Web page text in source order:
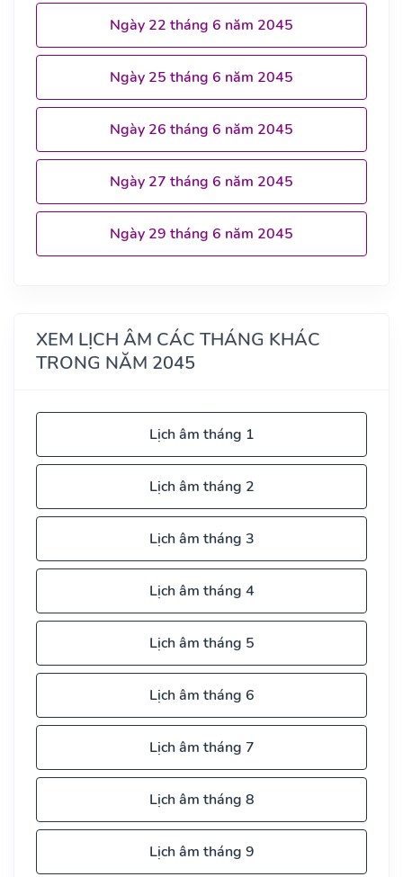
Ngày 22 tháng 6 năm 2045
Ngày 25 tháng 6 năm 2045
Ngày 26 tháng 6 năm 2045
Ngày 27 tháng 6 năm 2045
Ngày 29 tháng 6 năm 2045
XEM LỊCH ÂM CÁC THÁNG KHÁC
TRONG NĂM 2045
Lịch âm tháng 1
Lịch âm tháng 2
Lịch âm tháng 3
Lịch âm tháng 4
Lịch âm tháng 5
Lịch âm tháng 6
Lịch âm tháng 7
Lịch âm tháng 8
Lịch âm tháng 9